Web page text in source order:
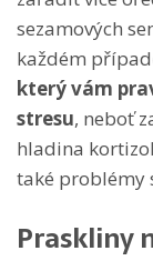
sezamových
každém
který vám
stresu, neboť
hladina
také problémy
Praskliny